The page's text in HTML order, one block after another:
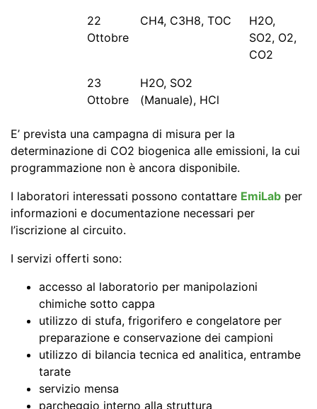
22
Ottobre
CH4, C3H8, TOC
H2O,
SO2, O2,
CO2
23
Ottobre
H2O, SO2
(Manuale), HCl
E’ prevista una campagna di misura per la
determinazione di CO2 biogenica alle emissioni, la cui
programmazione non è ancora disponibile.
I laboratori interessati possono contattare EmiLab per
informazioni e documentazione necessari per
l’iscrizione al circuito.
I servizi offerti sono:
accesso al laboratorio per manipolazioni
chimiche sotto cappa
utilizzo di stufa, frigorifero e congelatore per
preparazione e conservazione dei campioni
utilizzo di bilancia tecnica ed analitica, entrambe
tarate
servizio mensa
parcheggio interno alla struttura